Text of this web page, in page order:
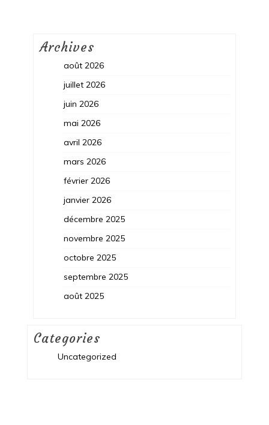
Archives
août 2026
juillet 2026
juin 2026
mai 2026
avril 2026
mars 2026
février 2026
janvier 2026
décembre 2025
novembre 2025
octobre 2025
septembre 2025
août 2025
Categories
Uncategorized